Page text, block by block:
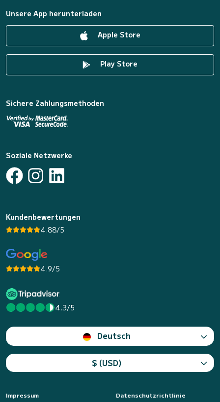
Unsere App herunterladen
Apple Store
Play Store
Sichere Zahlungsmethoden
Soziale Netzwerke
Kundenbewertungen
4.88/5
4.9/5
4.3/5
Deutsch
$ (USD)
Impressum
Datenschutzrichtlinie